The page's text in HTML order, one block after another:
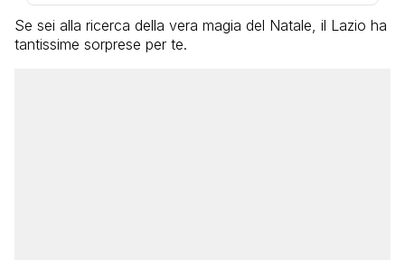
Se sei alla ricerca della vera magia del Natale, il Lazio ha
tantissime sorprese per te.